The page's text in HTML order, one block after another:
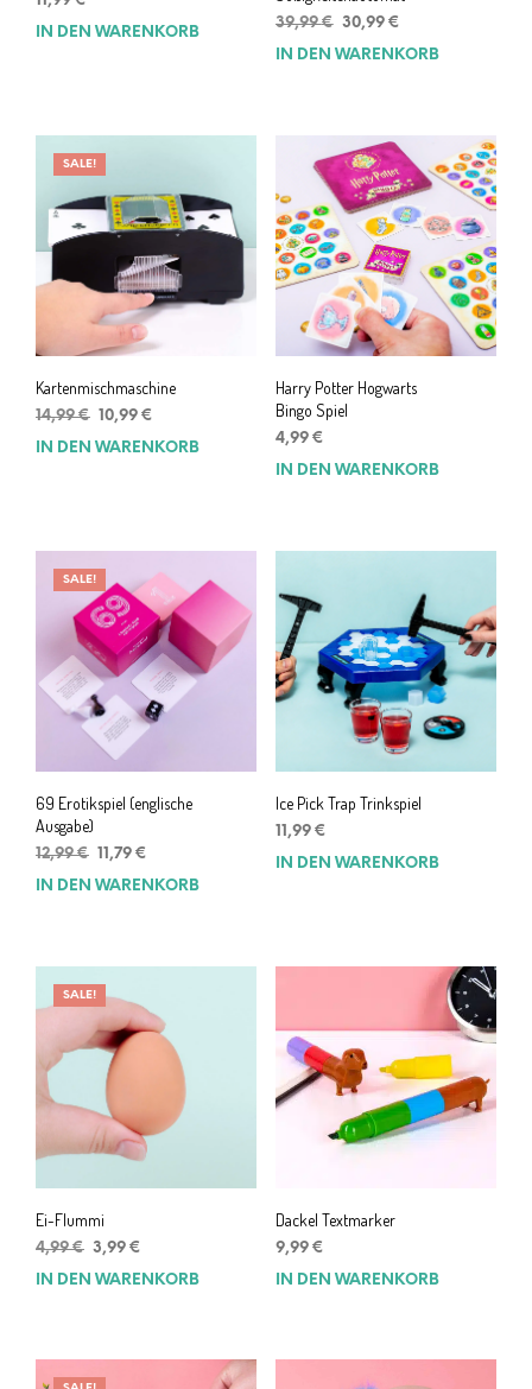
IN DEN WARENKORB
39,99€ Ursprünglicher
Preis
30,99 €Aktueller
Preis
IN DEN WARENKORB
SALE!
Kartenmischmaschine
14,99€ Ursprünglicher
Preis
10,99 €
Preis
IN DEN WARENKORB
Harry Potter Hogwarts
Bingo Spiel
4,99 €
IN DEN WARENKORB
SALE!
69 Erotikspiel (englische
Ausgabe)
12,99€ Ursprünglicher
Preis
11,79 €
Preis
IN DEN WARENKORB
Ice Pick Trap Trinkspiel
11,99 €
IN DEN WARENKORB
SALE!
Ei-Flummi
4,99€ Ursprünglicher
3,99 €
IN DEN WARENKORB
Dackel Textmarker
9,99 €
IN DEN WARENKORB